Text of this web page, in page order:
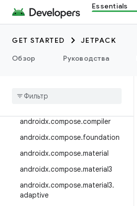
Essentials
GET STARTED
JETPACK
Обзор
Руководства
androidx.camera.viewfinder
androidx.car
androidx.car.app
androidx.cardview
androidx.compose.compiler
androidx.compose.foundation
androidx.compose.material
androidx.compose.material3
androidx.compose.material3.
adaptive